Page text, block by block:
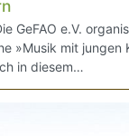
GeFAO e.V.
»Musik mit jungen
in diesem…